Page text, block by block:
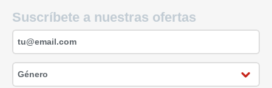
Suscríbete a nuestras ofertas